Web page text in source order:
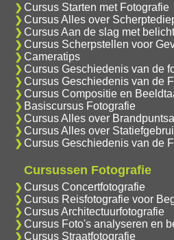
Cursus Starten met Fotografie
Cursus Alles over
Cursus Aan de slag met
Cursus Scherpstellen voor
Cameratips
Cursus Geschiedenis van de
Cursus Geschiedenis van de
Cursus Compositie en
Basiscursus Fotografie
Cursus Alles over
Cursus Alles over
Cursus Geschiedenis van de
Cursussen Fotografie
Cursus Concertfotografie
Cursus Reisfotografie voor
Cursus Architectuurfotografie
Cursus Foto's analyseren en
Cursus Straatfotografie